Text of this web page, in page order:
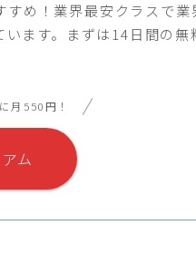
すめ！業界最安クラスで業
ます。まずは14日間の無
月550円！
ム